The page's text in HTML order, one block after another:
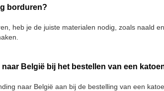
borduren?
heb je de juiste materialen nodig, zoals naald
België bij het bestellen van een
naar België aan bij de bestelling van een